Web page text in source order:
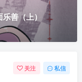
善（上）
关注 私信